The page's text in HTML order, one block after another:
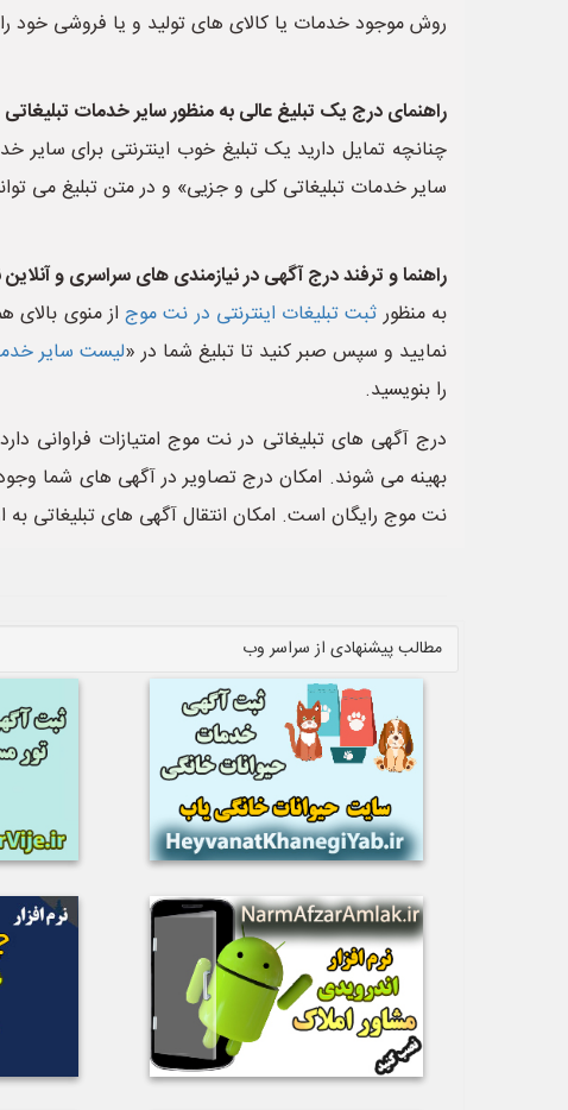
روش موجود خدمات یا کالای های تولید و یا فروشی خود
راهنمای درج یک تبلیغ عالی به منظور سایر خدمات تبلیغاتی
چنانچه تمایل دارید یک تبلیغ خوب اینترنتی برای
سایر خدمات تبلیغاتی کلی و جزیی» و در متن تبلیغ می
راهنما و ترفند درج آگهی در نیازمندی های سراسری و
به منظورثبت تبلیغات اینترنتی در نت موجاز منوی
نمایید و سپس صبر کنید تا تبلیغ شما در «لیست سایر
را بنویسید.
درج آگهی های تبلیغاتی در نت موج امتیازات فراوانی
بهینه می شوند. امکان درج تصاویر در آگهی های شما وجود
نت موج رایگان است. امکان انتقال آگهی های تبلیغاتی
مطالب پیشنهادی از سراسر وب